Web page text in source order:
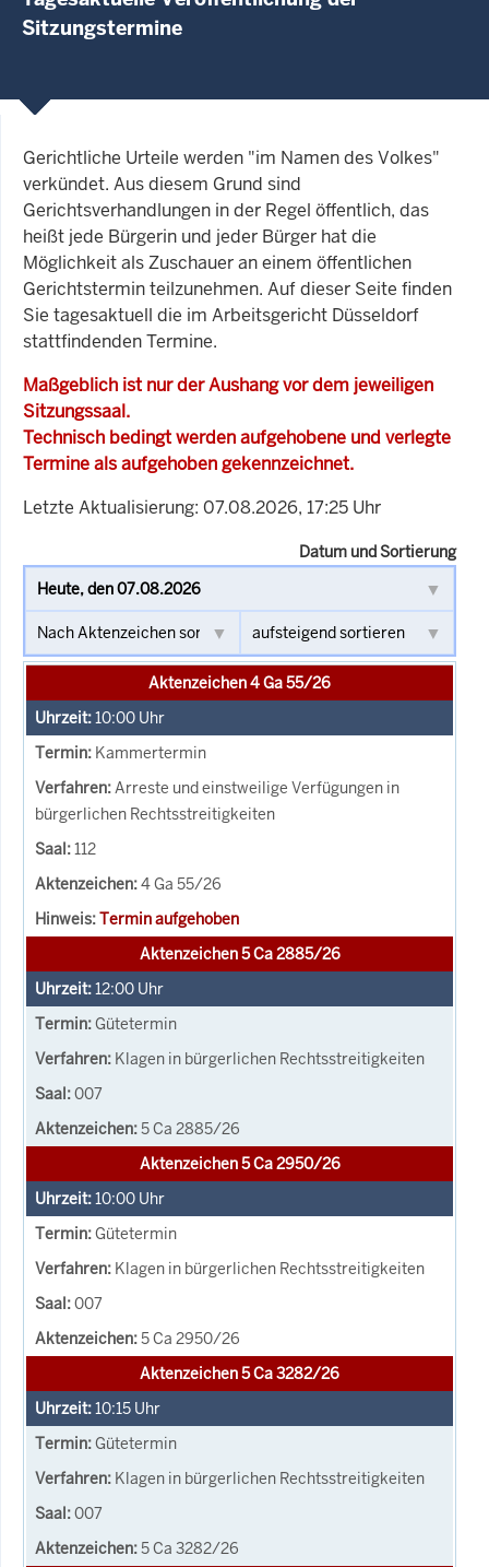
Sitzungstermine
Gerichtliche Urteile werden "im Namen des Volkes"
verkündet. Aus diesem Grund sind
Gerichtsverhandlungen in der Regel öffentlich, das
heißt jede Bürgerin und jeder Bürger hat die
Möglichkeit als Zuschauer an einem öffentlichen
Gerichtstermin teilzunehmen. Auf dieser Seite finden
Sie tagesaktuell die im Arbeitsgericht Düsseldorf
stattfindenden Termine.
Maßgeblich ist nur der Aushang vor dem jeweiligen
Sitzungssaal.
Technisch bedingt werden aufgehobene und verlegte
Termine als aufgehoben gekennzeichnet.
Letzte Aktualisierung: 07.08.2026, 17:25 Uhr
Datum und Sortierung
Aktenzeichen 4 Ga 55/26
10:00 Uhr
Kammertermin
Arreste und einstweilige Verfügungen in
bürgerlichen Rechtsstreitigkeiten
112
4 Ga 55/26
Termin aufgehoben
Aktenzeichen 5 Ca 2885/26
12:00 Uhr
Gütetermin
Klagen in bürgerlichen Rechtsstreitigkeiten
007
5 Ca 2885/26
Aktenzeichen 5 Ca 2950/26
10:00 Uhr
Gütetermin
Klagen in bürgerlichen Rechtsstreitigkeiten
007
5 Ca 2950/26
Aktenzeichen 5 Ca 3282/26
10:15 Uhr
Gütetermin
Klagen in bürgerlichen Rechtsstreitigkeiten
007
5 Ca 3282/26